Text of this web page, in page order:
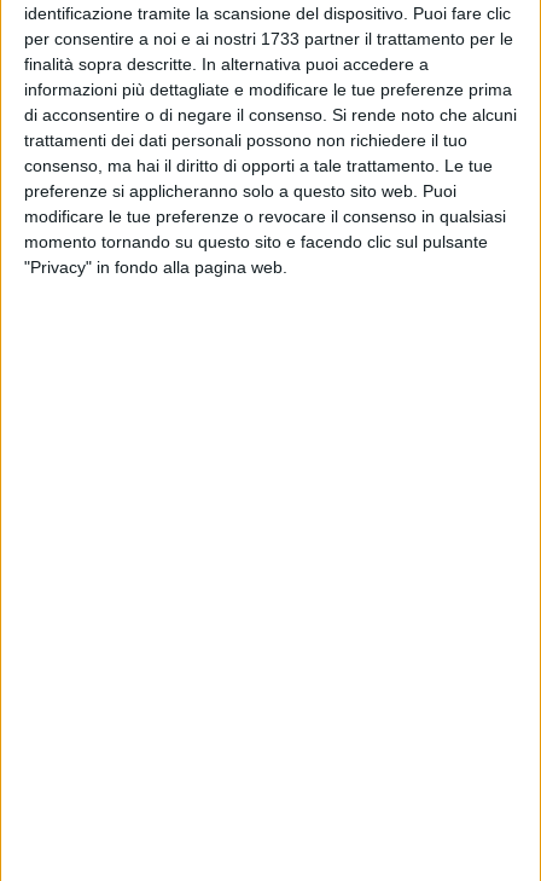
identificazione tramite la scansione del dispositivo. Puoi fare clic
per consentire a noi e ai nostri 1733 partner il trattamento per le
finalità sopra descritte. In alternativa puoi accedere a
informazioni più dettagliate e modificare le tue preferenze prima
di acconsentire o di negare il consenso. Si rende noto che alcuni
trattamenti dei dati personali possono non richiedere il tuo
consenso, ma hai il diritto di opporti a tale trattamento. Le tue
preferenze si applicheranno solo a questo sito web. Puoi
modificare le tue preferenze o revocare il consenso in qualsiasi
momento tornando su questo sito e facendo clic sul pulsante
"Privacy" in fondo alla pagina web.
di ausili e strumenti tecnologici effettuati dalle famiglie di
alunni con disturbi specifici dell'apprendimento – Dsa.
Dalla casa municipale fanno sapere che tutti coloro che
hanno presentato domanda online per accedere ai contributi,
riceveranno via email specifiche comunicazioni da parte
dell'ente comunale, circa le modalità di pagamento del
contributo assegnato.